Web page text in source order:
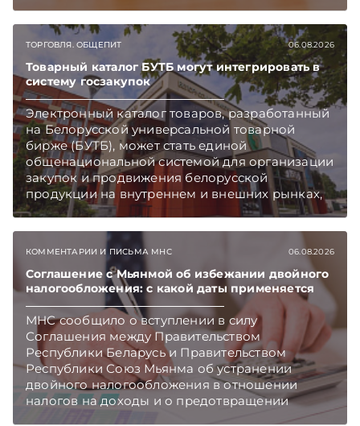
Главное об экономике Беларуси — раньше,
чем в новостях TelegramViber
ТОРГОВЛЯ. ОБЩЕПИТ 06.08.2026
Товарный каталог БУТБ могут интегрировать в
систему госзакупок
Электронный каталог товаров, разработанный
на Белорусской универсальной товарной
бирже (БУТБ), может стать единой
общенациональной системой для организации
закупок и продвижения белорусской
продукции на внутреннем и внешних рынках,
сообщает пресс-служба МАРТ.
Главное об экономике Беларуси — раньше,
чем в новостях TelegramViber
КОММЕНТАРИИ И ПИСЬМА МНС 06.08.2026
Соглашение с Мьянмой об избежании двойного
налогообложения: с какой даты применяется
МНС сообщило о вступлении в силу
Соглашения между Правительством
Республики Беларусь и Правительством
Республики Союз Мьянма об устранении
двойного налогообложения в отношении
налогов на доходы и о предотвращении
избежания и уклонения от налогообложения.